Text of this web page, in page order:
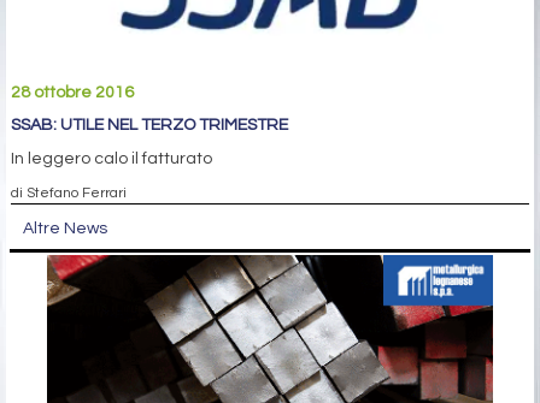
28 ottobre 2016
SSAB: UTILE NEL TERZO TRIMESTRE
In leggero calo il fatturato
di Stefano Ferrari
Altre News